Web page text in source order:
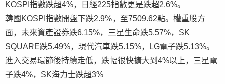
KOSPI指數跌超4%，日經225指數更是跌超2.6%。
韓國KOSPI指數開盤下跌2.9%，至7509.62點。權重股方
面，未來資產證券跌6.15%，三星生命跌5.57%，SK
SQUARE跌5.49%，現代汽車跌5.15%，LG電子跌5.13%。
進入交易環節後持續走低，跌幅很快擴大到4%以上，三星電
子跌4%，SK海力士跌超3%